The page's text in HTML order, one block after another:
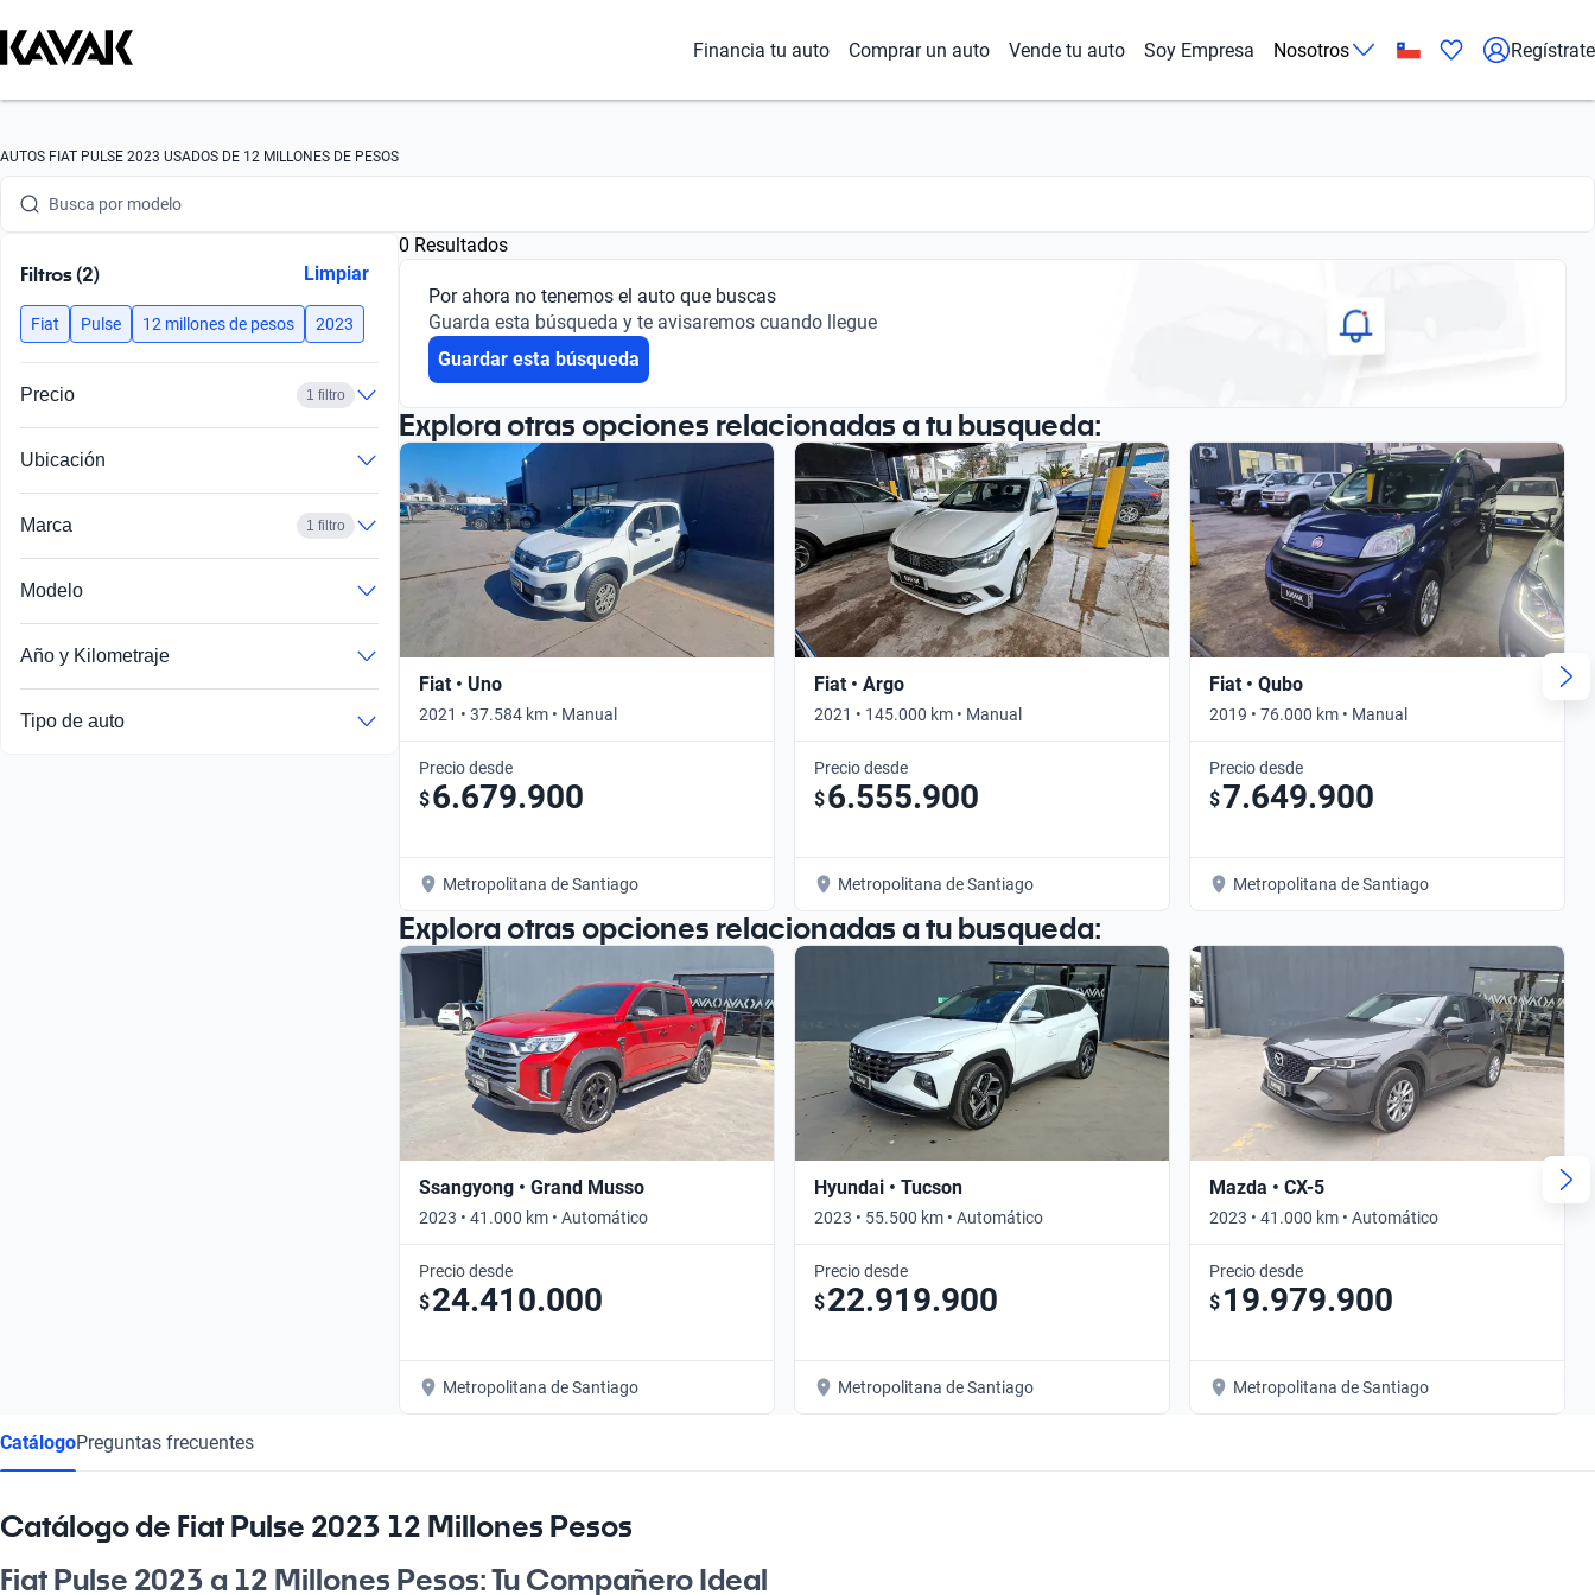
Financia tu auto Comprar un auto Vende tu auto Soy Empresa Nosotros Regístrate
AUTOS FIAT PULSE 2023 USADOS DE 12 MILLONES DE PESOS
Busca por marca
Busca por modelo
Busca por año
Busca por marca
Busca por versión
Busca por año
Filtros (2) Limpiar
Fiat Pulse 12 millones de pesos 2023
Precio 1 filtro
Ubicación
Marca 1 filtro
Modelo
Año y Kilometraje
Tipo de auto
0 Resultados
Por ahora no tenemos el auto que buscas
Guarda esta búsqueda y te avisaremos cuando llegue
Guardar esta búsqueda
Explora otras opciones relacionadas a tu busqueda:
Fiat • Uno
2021 • 37.584 km • Manual
Precio desde
$6.679.900
Metropolitana de Santiago
Fiat • Argo
2021 • 145.000 km • Manual
Precio desde
$6.555.900
Metropolitana de Santiago
Fiat • Qubo
2019 • 76.000 km • Manual
Precio desde
$7.649.900
Metropolitana de Santiago
Explora otras opciones relacionadas a tu busqueda:
Ssangyong • Grand Musso
2023 • 41.000 km • Automático
Precio desde
$24.410.000
Metropolitana de Santiago
Hyundai • Tucson
2023 • 55.500 km • Automático
Precio desde
$22.919.900
Metropolitana de Santiago
Mazda • CX-5
2023 • 41.000 km • Automático
Precio desde
$ 19.979.900
Metropolitana de Santiago
CatálogoPreguntas frecuentes
Catálogo de Fiat Pulse 2023 12 Millones Pesos
Fiat Pulse 2023 a 12 Millones Pesos: Tu Compañero Ideal